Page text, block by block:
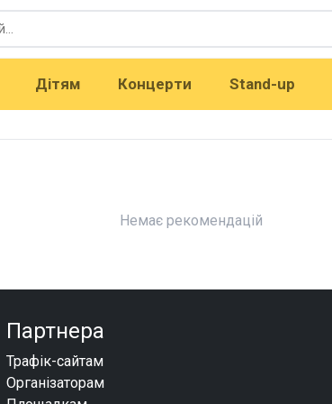
Дітям Концерти Stand-up
Немає рекомендацій
Партнера
Трафік-сайтам
Організаторам